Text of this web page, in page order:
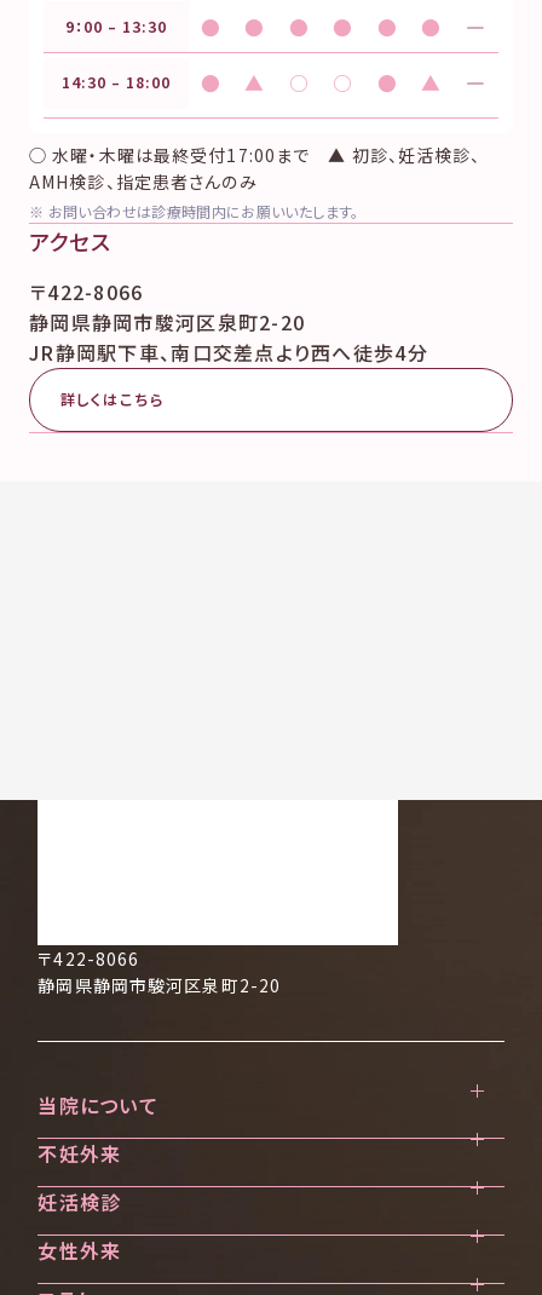
9：00 – 13:30 ● ● ● ● ● ● ―
14:30 – 18:00 ● ▲ ○ ○ ● ▲ ―
◯ 水曜・木曜は最終受付17:00まで ▲ 初診、妊活検診、
AMH検診、指定患者さんのみ
※ お問い合わせは診療時間内にお願いいたします。
アクセス
〒422-8066
静岡県静岡市駿河区泉町2-20
JR静岡駅下車、南口交差点より西へ徒歩4分
詳しくはこちら
〒422-8066
静岡県静岡市駿河区泉町2-20
当院について
クリニック案内
ご挨拶・診療方針
医師・スタッフ紹介
当院で受けられる診療一覧
実績紹介
不妊外来
不妊治療を始める前に
不妊外来のご案内
不妊検査
妊活検診
妊活検診（ブライダルチェック）
AMH検診
女性外来